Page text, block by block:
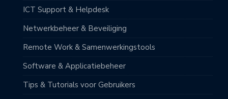
ICT Support & Helpdesk
Netwerkbeheer & Beveiliging
Remote Work & Samenwerkingstools
Software & Applicatiebeheer
Tips & Tutorials voor Gebruikers